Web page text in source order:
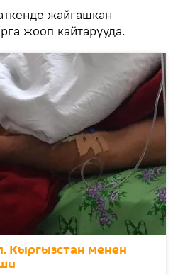
жайгашкан
жооп кайтарууда.
Кыргызстан менен